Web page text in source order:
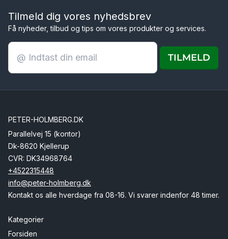
Tilmeld dig vores nyhedsbrev
Få nyheder, tilbud og tips om vores produkter og services.
TILMELD
PETER-HOLMBERG.DK
Parallelvej 15 (kontor)
Dk-8620 Kjellerup
CVR: DK34968764
+4522315448
info@peter-holmberg.dk
Kontakt os alle hverdage fra 08-16. Vi svarer indenfor 48 timer.
Kategorier
Forsiden